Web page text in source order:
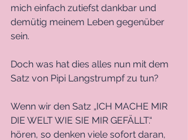
mich einfach zutiefst dankbar und
demütig meinem Leben gegenüber
sein.
Doch was hat dies alles nun mit dem
Satz von Pipi Langstrumpf zu tun?
Wenn wir den Satz „ICH MACHE MIR
DIE WELT WIE SIE MIR GEFÄLLT.“
hören, so denken viele sofort daran,